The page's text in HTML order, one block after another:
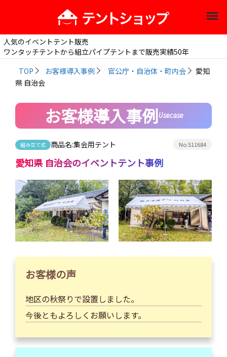
人気のイベントテント販売
ワンタッチテントから組立パイプテントまで販売実績50年
TOP
お客様導入事例 官公庁・自治体・町内会
愛知
県 自治会
お客様導入事例Usecase
組み立て式 商品名:集会用テント No.S11684
愛知県 自治会のイベントテント事例
お客様の声
地区の秋祭りで設置しました。
今後ともよろしくお願いします。